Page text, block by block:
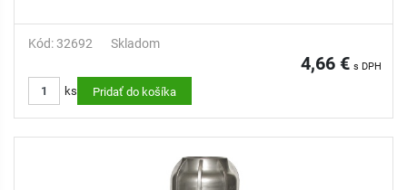
Kód: 32692 Skladom
4,66 € s DPH
ks Pridať do košíka